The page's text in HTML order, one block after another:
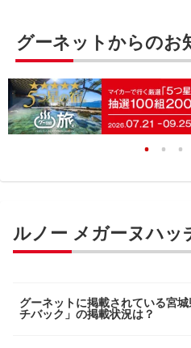
グーネットからのお
ルノー メガーヌハッ
グーネットに掲載されている宮
チバック」の掲載状況は？